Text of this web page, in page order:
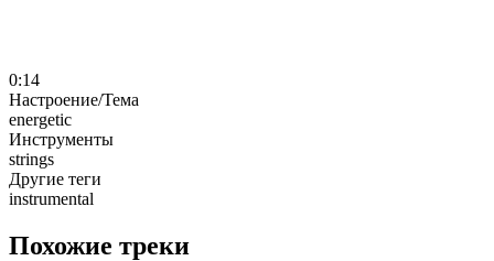
0:14
Настроение/Тема
energetic
Инструменты
strings
Другие теги
instrumental
Похожие треки